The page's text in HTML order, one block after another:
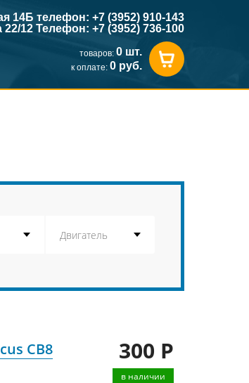
14Б телефон: +7 (3952) 910-143
22/12 Телефон: +7 (3952) 736-100
товаров: 0 шт.
к оплате: 0 руб.
CB8
300 Р
в наличии